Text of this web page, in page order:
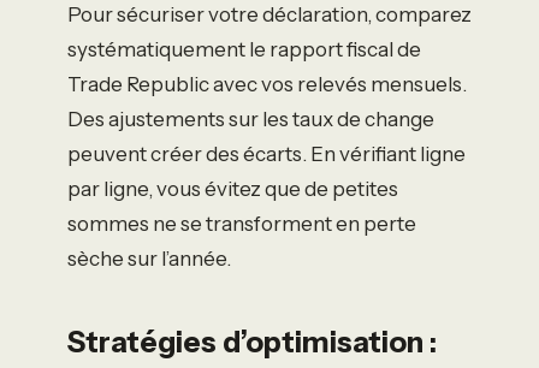
Pour sécuriser votre déclaration, comparez
systématiquement le rapport fiscal de
Trade Republic avec vos relevés mensuels.
Des ajustements sur les taux de change
peuvent créer des écarts. En vérifiant ligne
par ligne, vous évitez que de petites
sommes ne se transforment en perte
sèche sur l’année.
Stratégies d’optimisation :